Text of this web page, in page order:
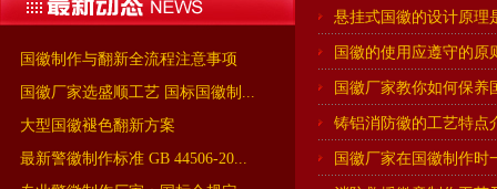
国徽制作与翻新全流程注意事项
国徽厂家选盛顺工艺 国标国徽制...
大型国徽褪色翻新方案
最新警徽制作标准 GB 44506-20...
悬挂式国徽的设计原理
国徽的使用应遵守的原
国徽厂家教你如何保养
铸铝消防徽的工艺特点
国徽厂家在国徽制作时